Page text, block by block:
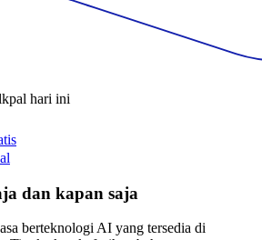
hari ini
dan kapan saja
berteknologi AI yang tersedia di